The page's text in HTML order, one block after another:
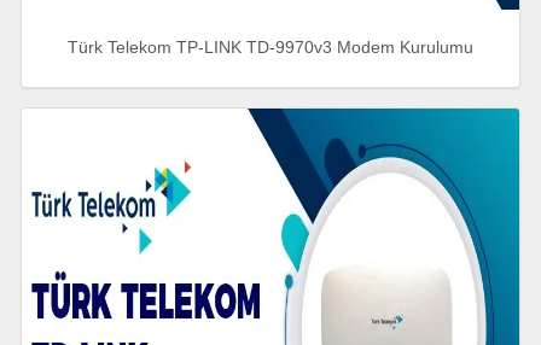
Türk Telekom TP-LINK TD-9970v3 Modem Kurulumu